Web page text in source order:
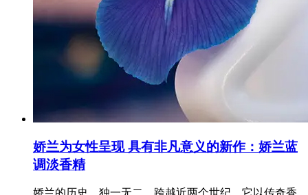
娇兰为女性呈现 具有非凡意义的新作：娇兰蓝
调淡香精